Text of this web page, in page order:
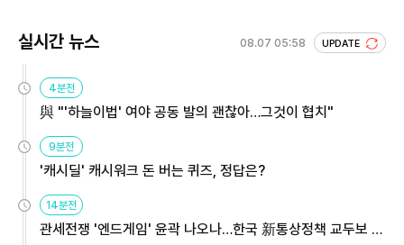
실시간 뉴스 08.07 05:58 UPDATE
4분전
與 "'하늘이법' 여야 공동 발의 괜찮아…그것이 협치"
9분전
'캐시딜' 캐시워크 돈 버는 퀴즈, 정답은?
14분전
관세전쟁 '엔드게임' 윤곽 나오나…한국 新통상정책 교두보 활